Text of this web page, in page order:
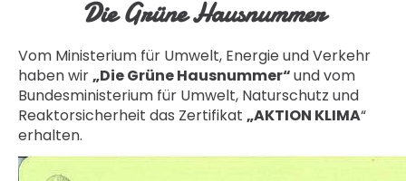
Die Grüne Hausnummer
Vom Ministerium für Umwelt, Energie und Verkehr
haben wir„Die Grüne Hausnummer“und vom
Bundesministerium für Umwelt, Naturschutz und
Reaktorsicherheit das Zertifikat „AKTION KLIMA“
erhalten.